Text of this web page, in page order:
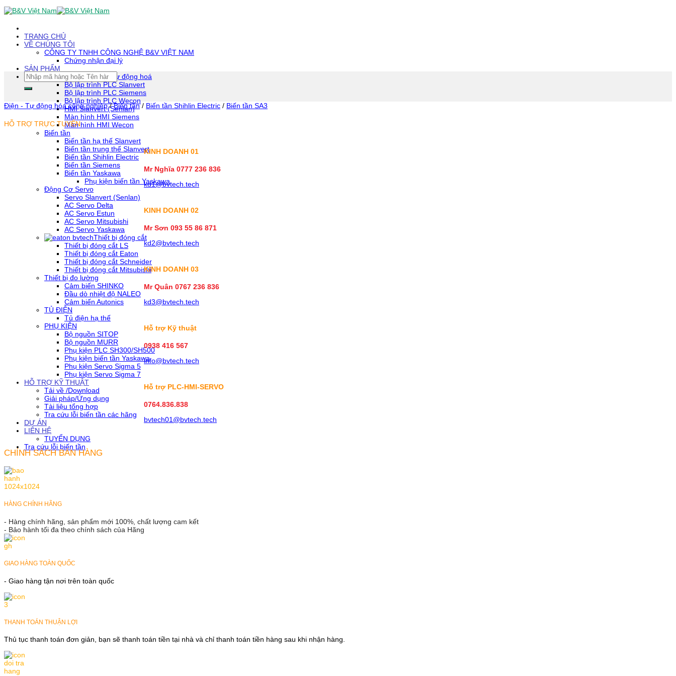
Skip
To
(tạm
dịch)
TRANG CHỦ
VỀ CHÚNG TÔI
CÔNG TY TNHH CÔNG NGHỆ B&V VIỆT NAM
Chứng nhận đại lý
SẢN PHẨM
Thiết bị tự động hoá
Bộ lập trình PLC Slanvert
Bộ lập trình PLC Siemens
Bộ lập trình PLC Wecon
HMI Slanvert (Senlan)
Màn hình HMI Siemens
Màn hình HMI Wecon
Biến tần
Biến tần hạ thế Slanvert
Biến tần trung thế Slanvert
Biến tần Shihlin Electric
Biến tần Siemens
Biến tần Yaskawa
Phụ kiện biến tần Yaskawa
Động Cơ Servo
Servo Slanvert (Senlan)
AC Servo Delta
AC Servo Estun
AC Servo Mitsubishi
AC Servo Yaskawa
Thiết bị đóng cắt
Thiết bị đóng cắt LS
Thiết bị đóng cắt Eaton
Thiết bị đóng cắt Schneider
Thiết bị đóng cắt Mitsubishi
Thiết bị đo lường
Cảm biến SHINKO
Đầu dò nhiệt độ NALEO
Cảm biến Autonics
TỦ ĐIỆN
Tủ điện hạ thế
PHỤ KIỆN
Bộ nguồn SITOP
Bộ nguồn MURR
Phụ kiện PLC SH300/SH500
Phụ kiện biến tần Yaskawa
Phụ kiện Servo Sigma 5
Phụ kiện Servo Sigma 7
HỖ TRỢ KỸ THUẬT
Tải về /Download
Giải pháp/Ứng dụng
Tài liệu tổng hợp
Tra cứu lỗi biến tần các hãng
DỰ ÁN
LIÊN HỆ
TUYỂN DỤNG
Tra cứu lỗi biến tần
Tìm
kiếm:
Điện - Tự động hóa công nghiệp / Biến tần / Biến tần Shihlin Electric / Biến tần SA3
HỖ TRỢ TRỰC TUYẾN
KINH DOANH 01
Mr Nghĩa 0777 236 836
kd1@bvtech.tech
KINH DOANH 02
Mr Sơn 093 55 86 871
kd2@bvtech.tech
KINH DOANH 03
Mr Quân 0767 236 836
kd3@bvtech.tech
Hỗ trợ Kỹ thuật
0938 416 567
info@bvtech.tech
Hỗ trợ PLC-HMI-SERVO
0764.836.838
bvtech01@bvtech.tech
CHÍNH SÁCH BÁN HÀNG
HÀNG CHÍNH HÃNG
- Hàng chính hãng, sản phẩm mới 100%, chất lượng cam kết
- Bảo hành tối đa theo chính sách của Hãng
GIAO HÀNG TOÀN QUỐC
- Giao hàng tận nơi trên toàn quốc
THANH TOÁN THUẬN LỢI
Thủ tục thanh toán đơn giản, bạn sẽ thanh toán tiền tại nhà và chỉ thanh toán tiền hàng sau khi nhận hàng.